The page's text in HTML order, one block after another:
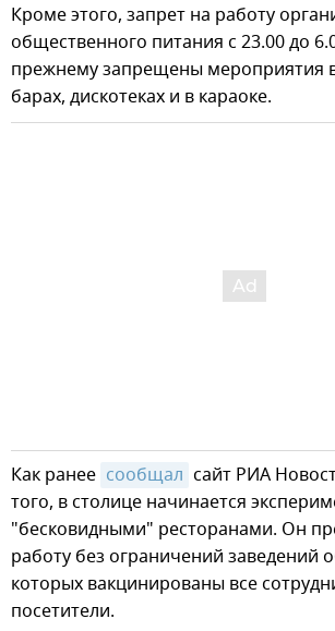
Кроме этого, запрет на работу
общественного питания с 23.00 до
прежнему запрещены мероприятия
барах, дискотеках и в караоке.
Как ранее сообщал сайт РИА
того, в столице начинается
"бесковидными" ресторанами. Он
работу без ограничений заведений
которых вакцинированы все
посетители.